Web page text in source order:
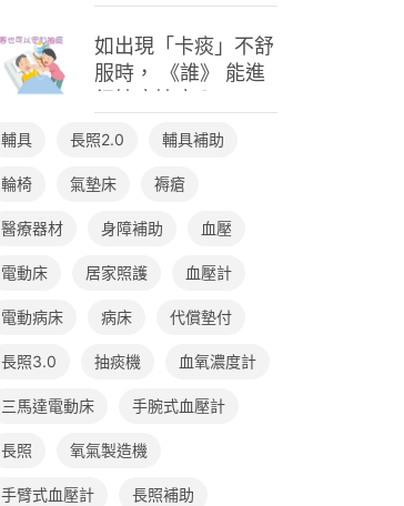
如出現「卡痰」不舒
服時， 《誰》 能進
輔具 長照2.0 輔具補助
輪椅 氣墊床 褥瘡
醫療器材 身障補助 血壓
電動床 居家照護 血壓計
電動病床 病床 代償墊付
長照3.0 抽痰機 血氧濃度計
三馬達電動床 手腕式血壓計
長照 氧氣製造機
手臂式血壓計 長照補助